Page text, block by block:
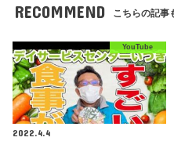
RECOMMEND こちらの記事
YouTube
2022.4.4